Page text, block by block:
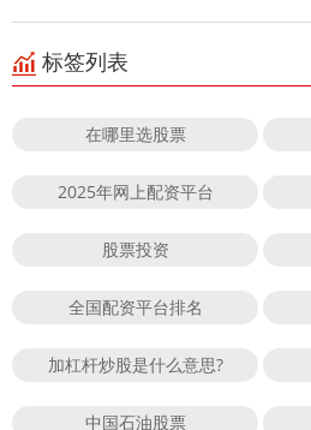
标签列表
在哪里选股票
2025年网上配资平台
股票投资
全国配资平台排名
加杠杆炒股是什么意思?
中国石油股票